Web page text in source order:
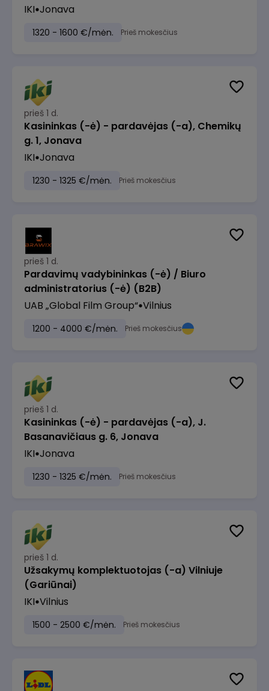
IKI Jonava
1320 - 1600 €/mėn. Prieš mokesčius
prieš 1 d.
Kasininkas (-ė) - pardavėjas (-a), Chemikų
g. 1, Jonava
IKI Jonava
1230 - 1325 €/mėn. Prieš mokesčius
prieš 1 d.
Pardavimų vadybininkas (-ė) / Biuro
administratorius (-ė) (B2B)
UAB „Global Film Group“ Vilnius
1200 - 4000 €/mėn. Prieš mokesčius
prieš 1 d.
Kasininkas (-ė) - pardavėjas (-a), J.
Basanavičiaus g. 6, Jonava
IKI Jonava
1230 - 1325 €/mėn. Prieš mokesčius
prieš 1 d.
Užsakymų komplektuotojas (-a) Vilniuje
(Gariūnai)
IKI Vilnius
1500 - 2500 €/mėn. Prieš mokesčius